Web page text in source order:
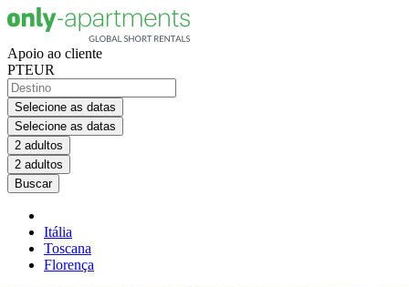
Apoio ao cliente
PTEUR
Selecione as datas
Selecione as datas
2 adultos
2 adultos
Buscar
Itália
Toscana
Florença